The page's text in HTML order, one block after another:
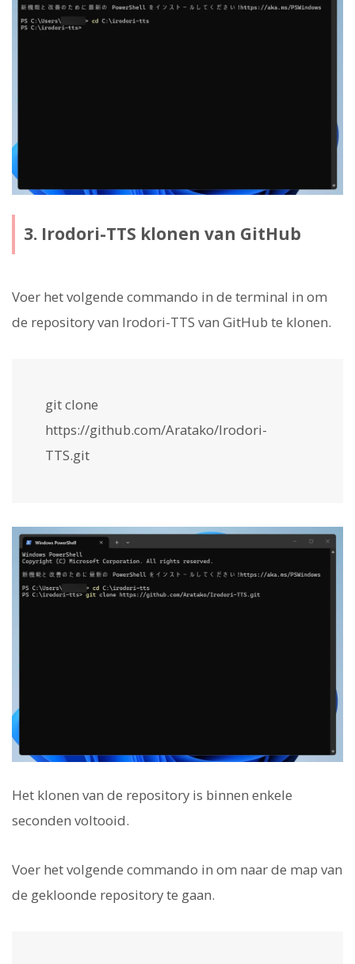
3. Irodori-TTS klonen van GitHub
Voer het volgende commando in de terminal in om
de repository van Irodori-TTS van GitHub te klonen.
git clone
https://github.com/Aratako/Irodori-
TTS.git
Het klonen van de repository is binnen enkele
seconden voltooid.
Voer het volgende commando in om naar de map van
de gekloonde repository te gaan.